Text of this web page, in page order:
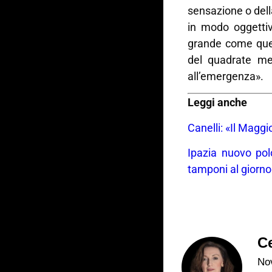
sensazione o
in modo
grande come
del quadrate
all’emergenza».
Leggi anche
Canelli: «Il
Ipazia nuovo
tamponi al giorno